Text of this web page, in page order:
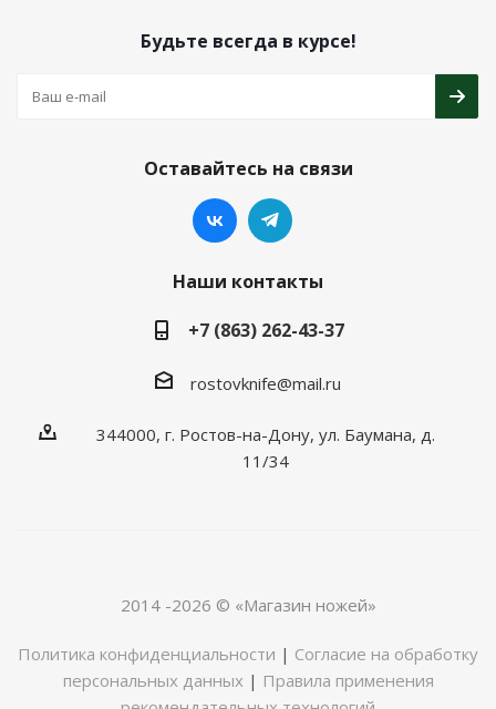
Будьте всегда в курсе!
Оставайтесь на связи
Наши контакты
+7 (863) 262-43-37
rostovknife@mail.ru
344000, г. Ростов-на-Дону, ул. Баумана, д.
11/34
2014 -2026 © «Магазин ножей»
Политика конфиденциальности | Согласие на обработку
персональных данных | Правила применения